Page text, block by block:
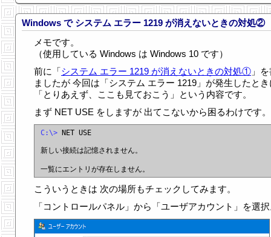
Windows で システム エラー 1219 が消えないときの対処②
メモです。
（使用している Windows は Windows 10 です）
前に「システム エラー 1219 が消えないときの対処① 」
ましたが 今回は「システム エラー 1219」が発生したとき
「とりあえず、ここも見ておこう」という内容です。
まず NET USE をしますが 出てこないから困るわけです。
C:\> NET USE
新しい接続は記憶されません。
こういうときは 次の場所もチェックしてみます。
「コントロールパネル」から「ユーザアカウント」を選